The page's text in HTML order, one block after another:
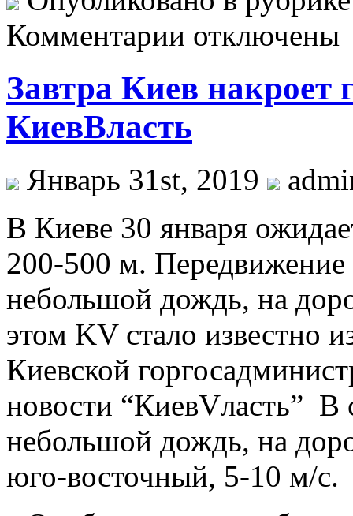
Комментарии отключены
Завтра Киев накроет
КиевВласть
Январь 31st, 2019
В Киeвe 30 января
200-500 м.
небольшой дождь, на
этом KV стало известно
Киевской
новости “КиевVласть” В
небольшой дождь, на
юго-восточный, 5-10 м/с.